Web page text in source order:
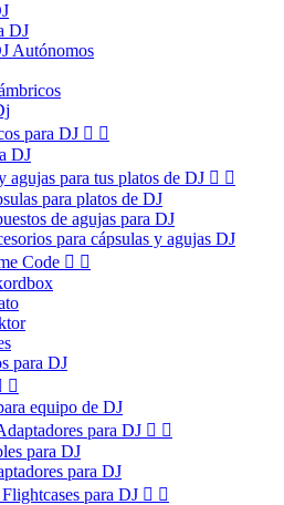
DJ
Autónomos
para DJ  
DJ
agujas para tus platos de DJ  
para platos de DJ
de agujas para DJ
para cápsulas y agujas DJ
Code  
para DJ

equipo de DJ
para DJ  
para DJ
para DJ
para DJ  